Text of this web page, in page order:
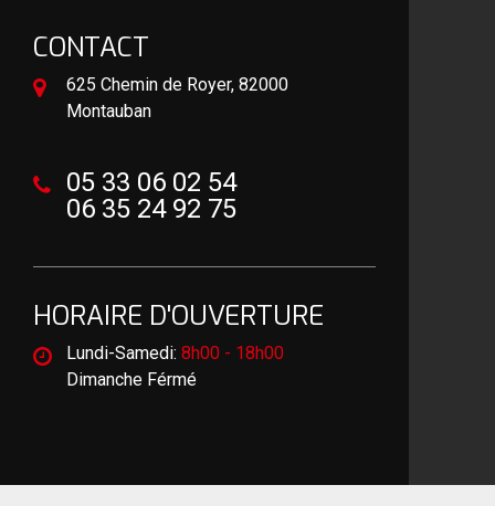
CONTACT
625 Chemin de Royer, 82000
Montauban
05 33 06 02 54
06 35 24 92 75
HORAIRE D'OUVERTURE
Lundi-Samedi: 8h00 - 18h00
Dimanche Férmé